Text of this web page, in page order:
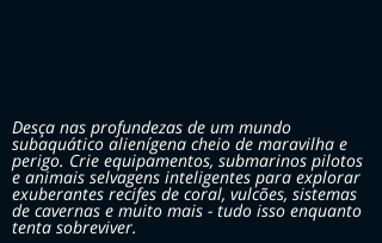
Desça nas profundezas de um mundo
subaquático alienígena cheio de maravilha e
perigo. Crie equipamentos, submarinos pilotos
e animais selvagens inteligentes para explorar
exuberantes recifes de coral, vulcões, sistemas
de cavernas e muito mais - tudo isso enquanto
tenta sobreviver.